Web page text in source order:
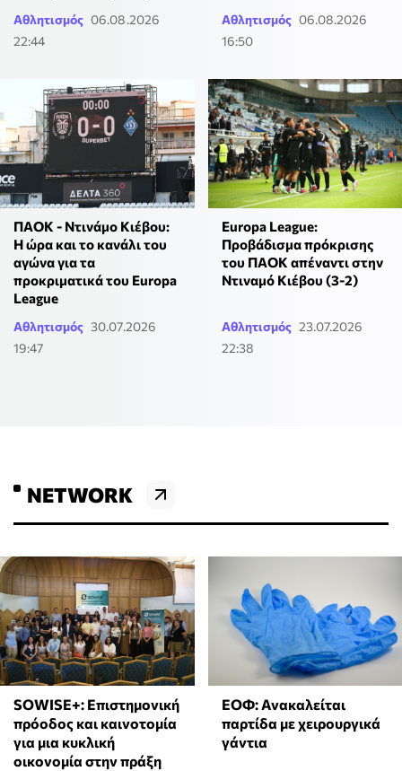
Αθλητισμός 06.08.2026
22:44
Αθλητισμός 06.08.2026
16:50
ΠΑΟΚ - Ντινάμο Κιέβου:
Η ώρα και το κανάλι του
αγώνα για τα
προκριματικά του Europa
League
Αθλητισμός 30.07.2026
19:47
Europa League:
Προβάδισμα πρόκρισης
του ΠΑΟΚ απέναντι στην
Ντιναμό Κιέβου (3-2)
Αθλητισμός 23.07.2026
22:38
NETWORK
SOWISE+: Επιστημονική
πρόοδος και καινοτομία
για μια κυκλική
οικονομία στην πράξη
ΕΟΦ: Ανακαλείται
παρτίδα με χειρουργικά
γάντια